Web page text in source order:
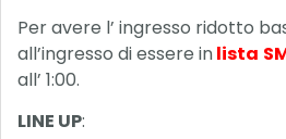
Per avere l’ ingresso ridotto
all’ingresso di essere inlista
all’ 1:00.
LINE UP: